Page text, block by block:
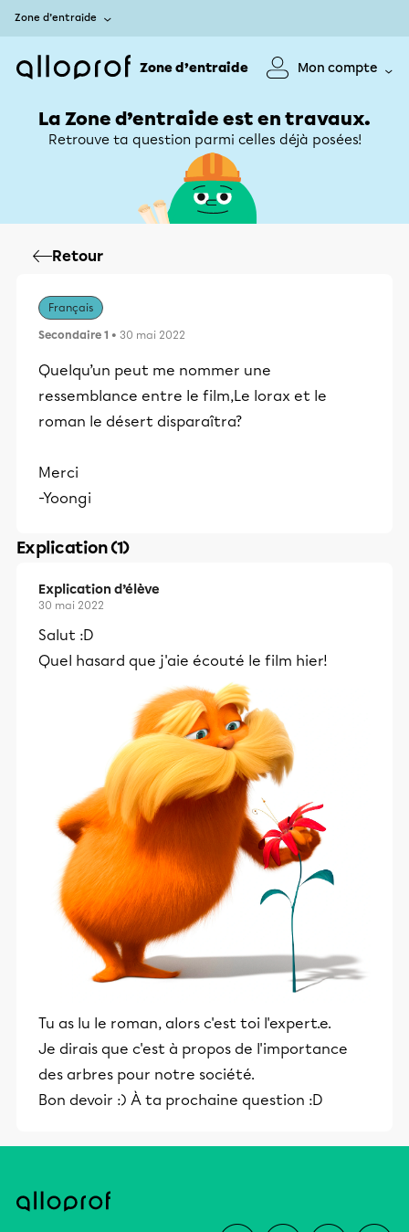
Zone d’entraide
Zone d’entraide Mon compte
La Zone d’entraide est en travaux.
Retrouve ta question parmi celles déjà posées!
Retour
Français
Secondaire 1 • 30 mai 2022
Quelqu’un peut me nommer une
ressemblance entre le film,Le lorax et le
roman le désert disparaîtra?
Merci
-Yoongi
Explication (1)
Explication d’élève
30 mai 2022
Salut :D
Quel hasard que j'aie écouté le film hier!
Tu as lu le roman, alors c'est toi l'expert.e.
Je dirais que c'est à propos de l'importance
des arbres pour notre société.
Bon devoir :) À ta prochaine question :D